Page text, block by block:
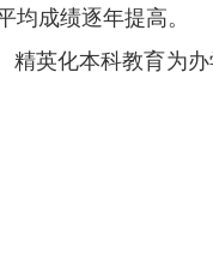
成绩逐年提高。
化本科教育为